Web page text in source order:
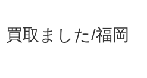
買取ました/福岡